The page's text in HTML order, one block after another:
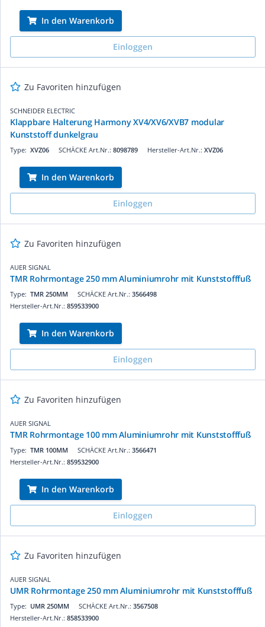
In den Warenkorb
Einloggen
Zu Favoriten hinzufügen
SCHNEIDER ELECTRIC
Klappbare Halterung Harmony XV4/XV6/XVB7 modular
Kunststoff dunkelgrau
SCHÄCKE Art.Nr.: 8098789
Type: XVZ06 Hersteller-Art.Nr.: XVZ06
In den Warenkorb
Einloggen
Zu Favoriten hinzufügen
AUER SIGNAL
TMR Rohrmontage 250 mm Aluminiumrohr mit Kunststofffuß
SCHÄCKE Art.Nr.: 3566498
Type: TMR 250MM
Hersteller-Art.Nr.: 859533900
In den Warenkorb
Einloggen
Zu Favoriten hinzufügen
AUER SIGNAL
TMR Rohrmontage 100 mm Aluminiumrohr mit Kunststofffuß
SCHÄCKE Art.Nr.: 3566471
Type: TMR 100MM
Hersteller-Art.Nr.: 859532900
In den Warenkorb
Einloggen
Zu Favoriten hinzufügen
AUER SIGNAL
UMR Rohrmontage 250 mm Aluminiumrohr mit Kunststofffuß
SCHÄCKE Art.Nr.: 3567508
Type: UMR 250MM
Hersteller-Art.Nr.: 858533900